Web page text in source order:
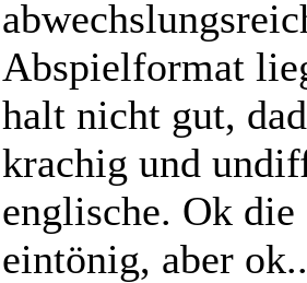
Abspielformat
halt nicht gut,
krachig und
englische. Ok
eintönig, aber